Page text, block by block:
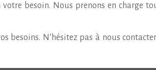
besoin. Nous prenons en charge
besoins. N’hésitez pas à nous